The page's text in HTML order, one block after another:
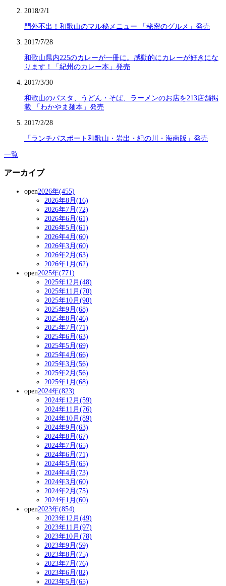
2018/2/1
門外不出！和歌山のマル秘メニュー 「秘密のグルメ」発売
2017/7/28
和歌山県内225のカレーが一冊に。感動的にカレーが好きにな
ります！「紀州のカレー本」発売
2017/3/30
和歌山のパスタ、うどん・そば、ラーメンのお店を213店舗掲
載 「わかやま麺本」発売
2017/2/28
「ランチパスポート和歌山・岩出・紀の川・海南版」発売
一覧
アーカイブ
open2026年(455)
2026年8月(16)
2026年7月(72)
2026年6月(61)
2026年5月(61)
2026年4月(60)
2026年3月(60)
2026年2月(63)
2026年1月(62)
open2025年(771)
2025年12月(48)
2025年11月(70)
2025年10月(90)
2025年9月(68)
2025年8月(46)
2025年7月(71)
2025年6月(63)
2025年5月(69)
2025年4月(66)
2025年3月(56)
2025年2月(56)
2025年1月(68)
open2024年(823)
2024年12月(59)
2024年11月(76)
2024年10月(89)
2024年9月(63)
2024年8月(67)
2024年7月(65)
2024年6月(71)
2024年5月(65)
2024年4月(73)
2024年3月(60)
2024年2月(75)
2024年1月(60)
open2023年(854)
2023年12月(49)
2023年11月(97)
2023年10月(78)
2023年9月(59)
2023年8月(75)
2023年7月(76)
2023年6月(82)
2023年5月(65)